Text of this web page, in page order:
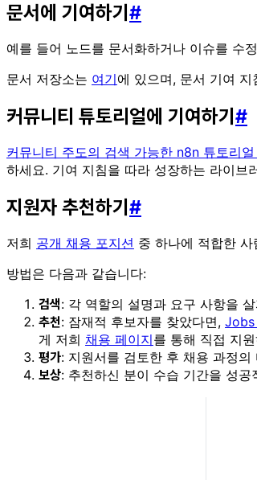
문서에 기여하기 #
예를 들어 노드를 문서화하거나 이슈를 수
문서 저장소는 여기에 있으며, 문서 기여 지
커뮤니티 튜토리얼에 기여하기 #
커뮤니티 주도의 검색 가능한 n8n 튜토리
하세요. 기여 지침을 따라 성장하는 라이브
지원자 추천하기 #
저희 공개 채용 포지션 중 하나에 적합한
방법은 다음과 같습니다:
검색: 각 역할의 설명과 요구 사항을
추천: 잠재적 후보자를 찾았다면,
게 저희 채용 페이지를 통해 직접 지
평가: 지원서를 검토한 후 채용 과정
보상: 추천하신 분이 수습 기간을 성